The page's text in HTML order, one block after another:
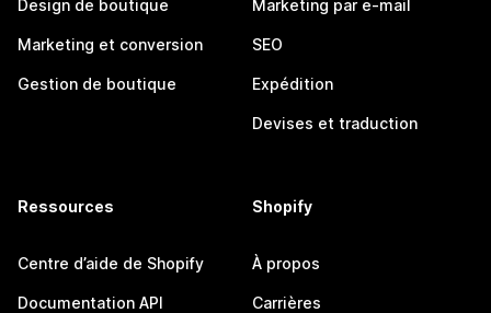
Design de boutique
Marketing et conversion
Gestion de boutique
Marketing par e-mail
SEO
Expédition
Devises et traduction
Ressources
Centre d’aide de Shopify
Documentation API
Shopify
À propos
Carrières